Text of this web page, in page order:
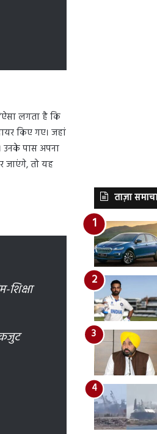
लगता है कि
किए गए। जहां
उनके पास अपना
जाएंगे, तो यह
ताज़ा